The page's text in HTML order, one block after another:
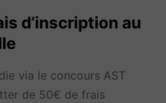
d’inscription au
via le concours AST
de 50€ de frais